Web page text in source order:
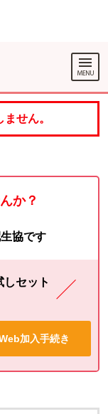
せん。
か？
協です
しセット
加入手続き